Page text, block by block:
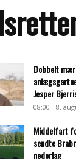
Dobbelt
Jesper
08:00 - 8.
Middelfart
sendte
nederlag